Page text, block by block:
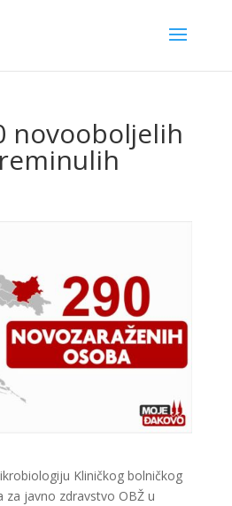
novooboljelih
Kliničkog bolničkog
za javno zdravstvo OBŽ u